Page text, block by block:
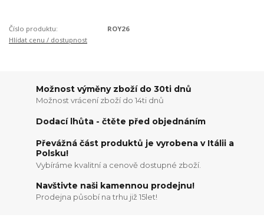
Číslo produktu:
ROY26
Hlídat cenu / dostupnost
Možnost výměny zboží do 30ti dnů
Možnost vrácení zboží do 14ti dnů
Dodací lhůta - čtěte před objednáním
Převážná část produktů je vyrobena v Itálii a
Polsku!
Vybíráme kvalitní a cenově dostupné zboží.
Navštivte naši kamennou prodejnu!
Prodejna působí na trhu již 15let!